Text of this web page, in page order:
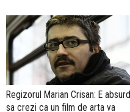
Regizorul Marian Crisan: E absurd
sa crezi ca un film de arta va